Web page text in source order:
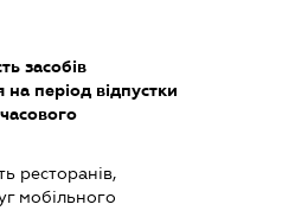
засобів
період відпустки
ресторанів,
мобільного